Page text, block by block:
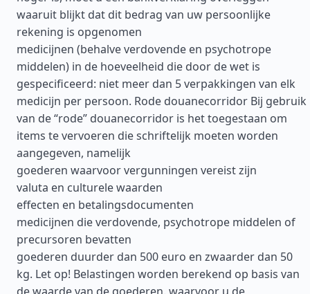
waaruit blijkt dat dit bedrag van uw persoonlijke
rekening is opgenomen
medicijnen (behalve verdovende en psychotrope
middelen) in de hoeveelheid die door de wet is
gespecificeerd: niet meer dan 5 verpakkingen van elk
medicijn per persoon. Rode douanecorridor Bij gebruik
van de “rode” douanecorridor is het toegestaan om
items te vervoeren die schriftelijk moeten worden
aangegeven, namelijk
goederen waarvoor vergunningen vereist zijn
valuta en culturele waarden
effecten en betalingsdocumenten
medicijnen die verdovende, psychotrope middelen of
precursoren bevatten
goederen duurder dan 500 euro en zwaarder dan 50
kg. Let op! Belastingen worden berekend op basis van